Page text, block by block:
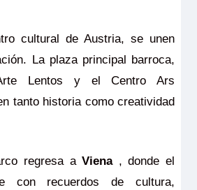
cultural de Austria, se unen
La plaza principal barroca,
Lentos y el Centro Ars
tanto historia como creatividad
regresa aViena, donde el
con recuerdos de cultura,